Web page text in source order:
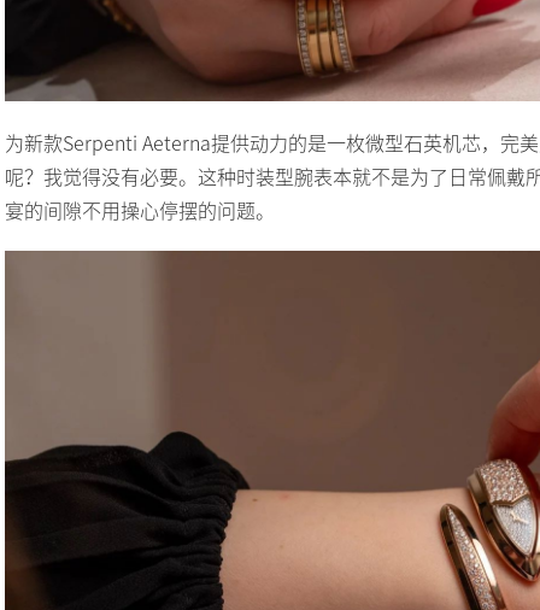
为新款Serpenti Aeterna提供动力的是一枚微型石英机芯，
呢？我觉得没有必要。这种时装型腕表本就不是为了日常佩
宴的间隙不用操心停摆的问题。